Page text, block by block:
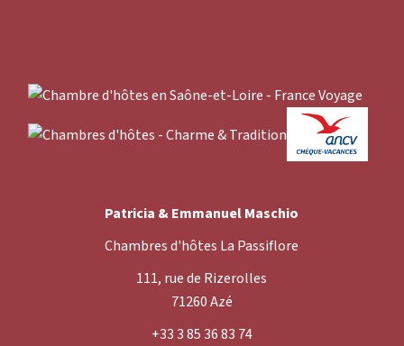
Patricia & Emmanuel Maschio
Chambres d'hôtes La Passiflore
111, rue de Rizerolles
71260 Azé
+33 3 85 36 83 74